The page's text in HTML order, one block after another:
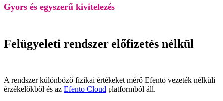
Gyors és egyszerű kivitelezés
Felügyeleti rendszer előfizetés nélkül
A rendszer különböző fizikai értékeket mérő Efento vezeték nélküli
érzékelőkből és az Efento Cloud platformból áll.